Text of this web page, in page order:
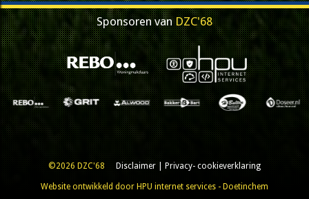
Sponsoren vanDZC'68
©2026 DZC'68 Disclaimer Privacy- cookieverklaring
Website ontwikkeld door HPU internet services - Doetinchem